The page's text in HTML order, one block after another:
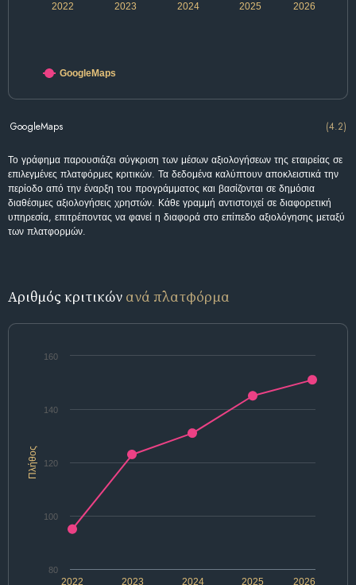
2022 2024 2026
2023 2025
GoogleMaps
GoogleMaps (4.2)
Το γράφημα παρουσιάζει σύγκριση των μέσων αξιολογήσεων της εταιρείας σε
επιλεγμένες πλατφόρμες κριτικών. Τα δεδομένα καλύπτουν αποκλειστικά την
περίοδο από την έναρξη του προγράμματος και βασίζονται σε δημόσια
διαθέσιμες αξιολογήσεις χρηστών. Κάθε γραμμή αντιστοιχεί σε διαφορετική
υπηρεσία, επιτρέποντας να φανεί η διαφορά στο επίπεδο αξιολόγησης μεταξύ
των πλατφορμών.
Αριθμός κριτικών ανά πλατφόρμα
Πλήθος
2022 2024 2026
2023 2025
100
120
140
160
80